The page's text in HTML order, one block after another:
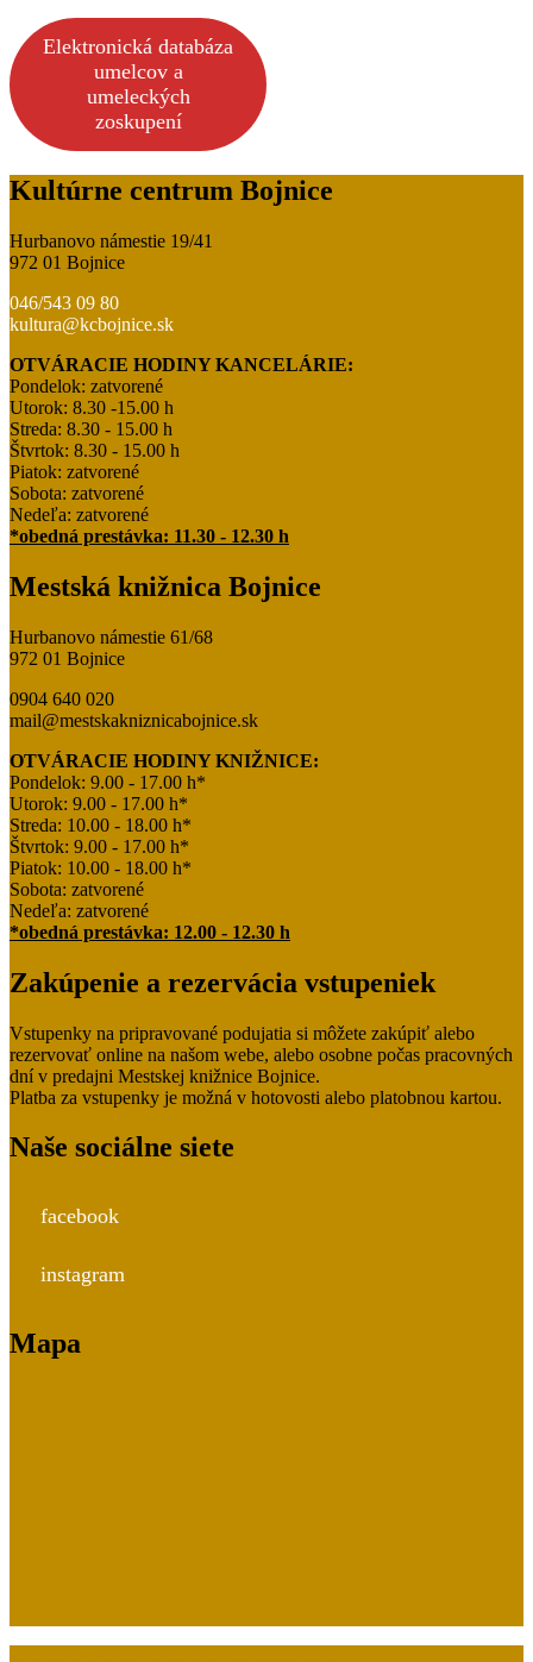
Elektronická databáza
umelcov a
umeleckých
zoskupení
Kultúrne centrum Bojnice
Hurbanovo námestie 19/41
972 01 Bojnice
046/543 09 80
kultura@kcbojnice.sk
OTVÁRACIE HODINY KANCELÁRIE:
Pondelok: zatvorené
Utorok: 8.30 -15.00 h
Streda: 8.30 - 15.00 h
Štvrtok: 8.30 - 15.00 h
Piatok: zatvorené
Sobota: zatvorené
Nedeľa: zatvorené
*obedná prestávka: 11.30 - 12.30 h
Mestská knižnica Bojnice
Hurbanovo námestie 61/68
972 01 Bojnice
0904 640 020
mail@mestskakniznicabojnice.sk
OTVÁRACIE HODINY KNIŽNICE:
Pondelok: 9.00 - 17.00 h*
Utorok: 9.00 - 17.00 h*
Streda: 10.00 - 18.00 h*
Štvrtok: 9.00 - 17.00 h*
Piatok: 10.00 - 18.00 h*
Sobota: zatvorené
Nedeľa: zatvorené
*obedná prestávka: 12.00 - 12.30 h
Zakúpenie a rezervácia vstupeniek
Vstupenky na pripravované podujatia si môžete zakúpiť alebo
rezervovať online na našom webe, alebo osobne počas pracovných
dní v predajni Mestskej knižnice Bojnice.
Platba za vstupenky je možná v hotovosti alebo platobnou kartou.
Naše sociálne siete
facebook
instagram
Mapa